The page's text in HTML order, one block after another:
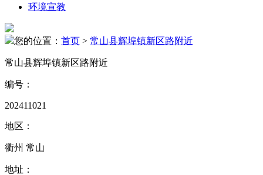
环境宣教
您的位置： 首页 > 常山县辉埠镇新区路附近
常山县辉埠镇新区路附近
编号：
202411021
地区：
衢州 常山
地址：